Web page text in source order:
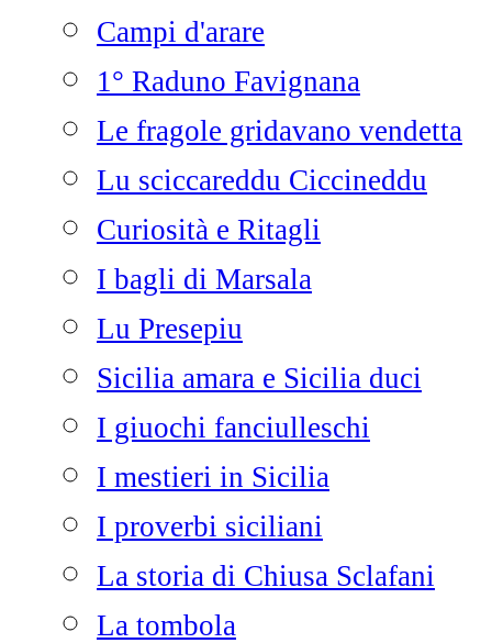
Campi d'arare
1° Raduno Favignana
Le fragole gridavano vendetta
Lu sciccareddu Ciccineddu
Curiosità e Ritagli
I bagli di Marsala
Lu Presepiu
Sicilia amara e Sicilia duci
I giuochi fanciulleschi
I mestieri in Sicilia
I proverbi siciliani
La storia di Chiusa Sclafani
La tombola